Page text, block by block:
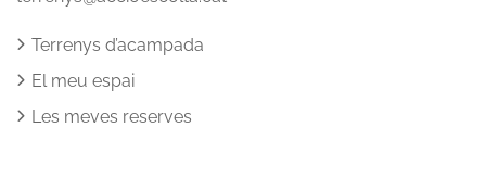
Terrenys d’acampada
El meu espai
Les meves reserves